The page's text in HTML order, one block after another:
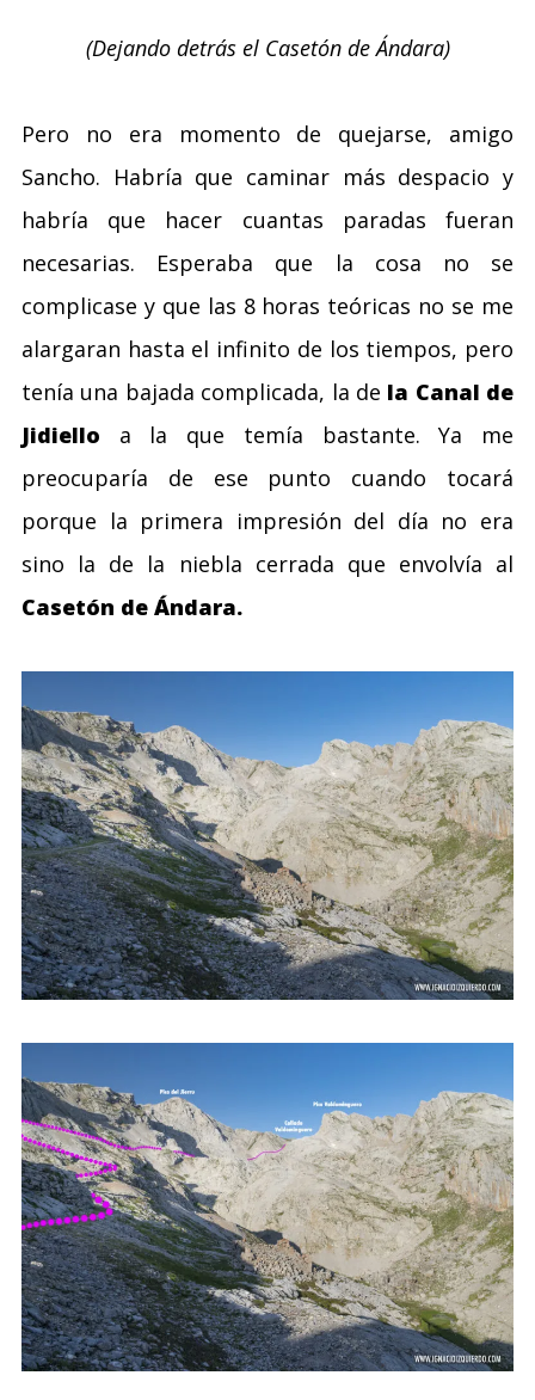
(Dejando detrás el Casetón de Ándara)
Pero no era momento de quejarse, amigo
Sancho. Habría que caminar más despacio y
habría que hacer cuantas paradas fueran
necesarias. Esperaba que la cosa no se
complicase y que las 8 horas teóricas no se me
alargaran hasta el infinito de los tiempos, pero
tenía una bajada complicada, la de la Canal de
Jidiello a la que temía bastante. Ya me
preocuparía de ese punto cuando tocará
porque la primera impresión del día no era
sino la de la niebla cerrada que envolvía al
Casetón de Ándara.